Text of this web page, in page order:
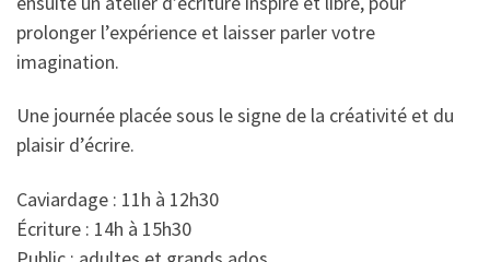
prolonger l’expérience et laisser parler votre
imagination.
Une journée placée sous le signe de la créativité et du
plaisir d’écrire.
Caviardage : 11h à 12h30
Écriture : 14h à 15h30